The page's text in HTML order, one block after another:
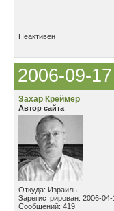
Неактивен
2006-09-
Захар Креймер
Автор сайта
Откуда: Израиль
Зарегистрирован: 2006-04-
Сообщений: 419